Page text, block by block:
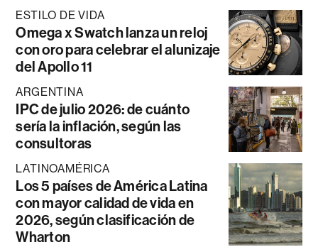
ESTILO DE VIDA
Omega x Swatch lanza un reloj
con oro para celebrar el alunizaje
del Apollo 11
ARGENTINA
IPC de julio 2026: de cuánto
sería la inflación, según las
consultoras
LATINOAMÉRICA
Los 5 países de América Latina
con mayor calidad de vida en
2026, según clasificación de
Wharton